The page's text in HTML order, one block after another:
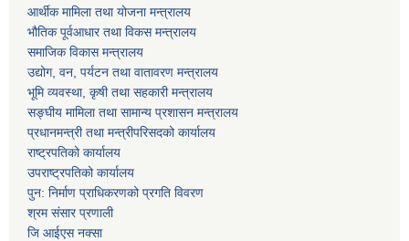
आर्थीक मामिला तथा योजना मन्त्रालय
भौतिक पूर्वआधार तथा विकस मन्त्रालय
समाजिक विकास मन्त्रालय
उद्योग, वन, पर्यटन तथा वातावरण मन्त्रालय
भूमि व्यवस्था, कृषी तथा सहकारी मन्त्रालय
सङ्घीय मामिला तथा सामान्य प्रशासन मन्त्रालय
प्रधानमन्त्री तथा मन्त्रीपरिसदको कार्यालय
राष्ट्रपतिको कार्यालय
उपराष्ट्रपतिको कार्यालय
पुन: निर्माण प्राधिकरणको प्रगति विवरण
श्रम संसार प्रणाली
जि आईएस नक्सा